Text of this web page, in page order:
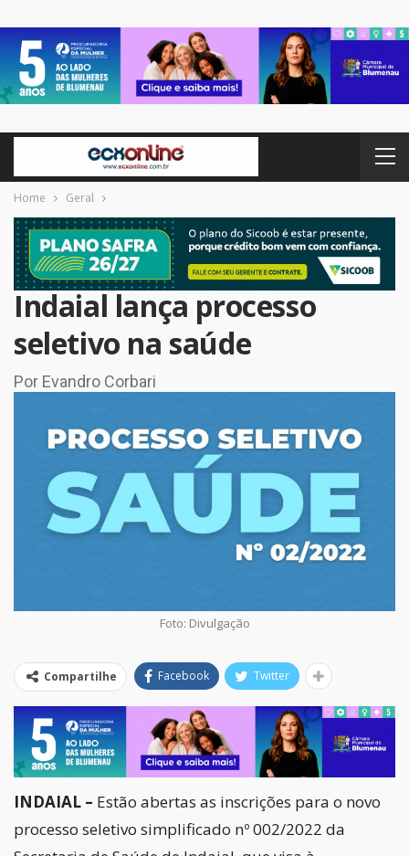
Home Geral
Indaial lança processo
seletivo na saúde
Por Evandro Corbari
Foto: Divulgação
Compartilhe Facebook Twitter
INDAIAL – Estão abertas as inscrições para o novo
processo seletivo simplificado nº 002/2022 da